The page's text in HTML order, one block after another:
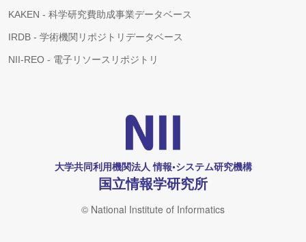
KAKEN - 科学研究費助成事業データベース
IRDB - 学術機関リポジトリデータベース
NII-REO - 電子リソースリポジトリ
大学共同利用機関法人 情報•システム研究機構
国立情報学研究所
© National Institute of Informatics